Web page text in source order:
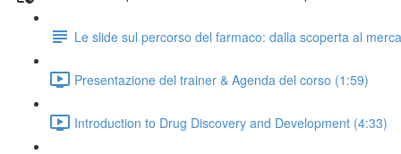
Le slide sul percorso del farmaco: dalla scoperta al
Presentazione del trainer & Agenda del corso (1:59)
Introduction to Drug Discovery and Development (4:33)